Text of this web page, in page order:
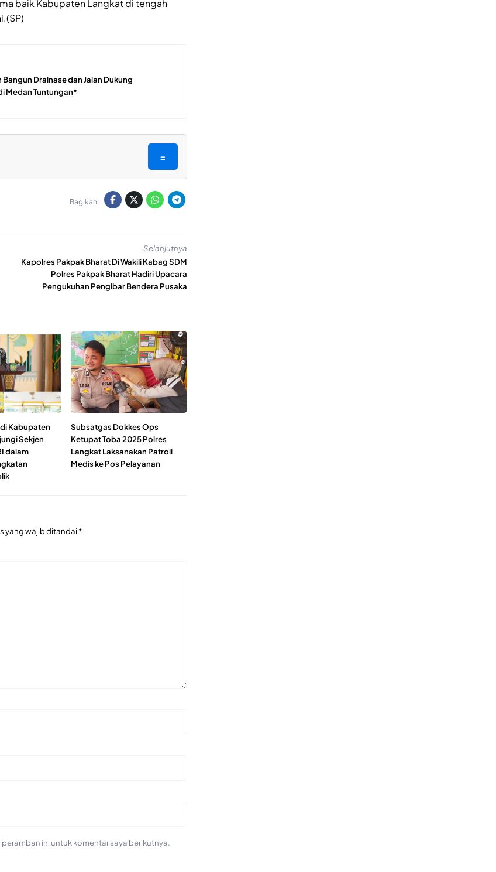
baik Kabupaten Langkat di tengah
Drainase dan Jalan Dukung
Medan Tuntungan*
=
Bagikan:
Selanjutnya
Kapolres Pakpak Bharat Di Wakili Kabag SDM
Polres Pakpak Bharat Hadiri Upacara
Pengukuhan Pengibar Bendera Pusaka
Kabupaten
Sekjen
dalam
Subsatgas Dokkes Ops
Ketupat Toba 2025 Polres
Langkat Laksanakan Patroli
Medis ke Pos Pelayanan
yang wajib ditandai*
ini untuk komentar saya berikutnya.